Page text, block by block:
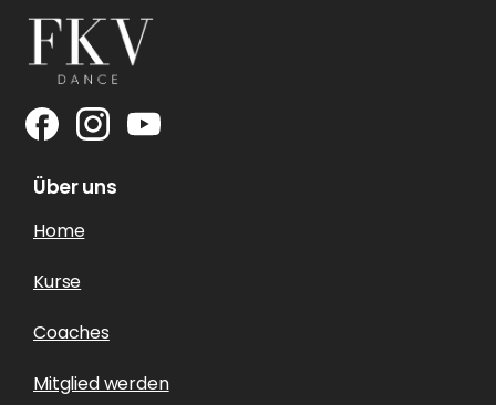
Über uns
Home
Kurse
Coaches
Mitglied werden